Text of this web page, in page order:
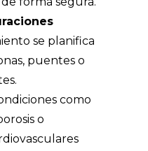
se planifica
puentes o
como
o